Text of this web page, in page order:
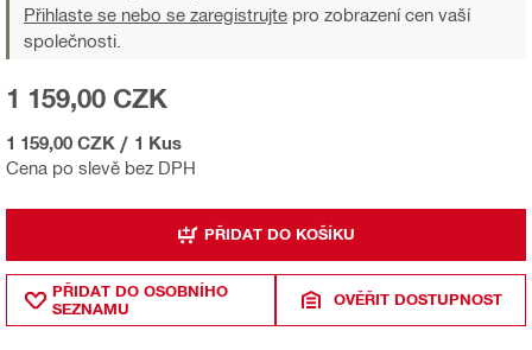
Přihlaste se nebo se zaregistrujte pro zobrazení cen vaší
společnosti.
Cena po slevě bez DPH
1 159,00 CZK
1 159,00 CZK / 1 Kus
PŘIDAT DO KOŠÍKU
PŘIDAT DO OSOBNÍHO
SEZNAMU
OVĚŘIT DOSTUPNOST